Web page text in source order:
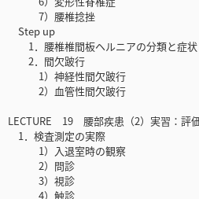
7）腰椎捻挫
Step up
1．腰椎椎間板ヘルニアの分類と症状
2．間欠跛行
1）神経性間欠跛行
2）血管性間欠跛行
LECTURE 19 腰部疾患（2）実習：評
1．検査測定の実際
1）入退室時の観察
2）問診
3）視診
4）触診